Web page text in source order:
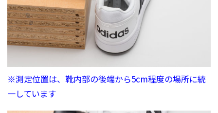
※測定位置は、靴内部の後端から5cm程度の場所に統
一しています